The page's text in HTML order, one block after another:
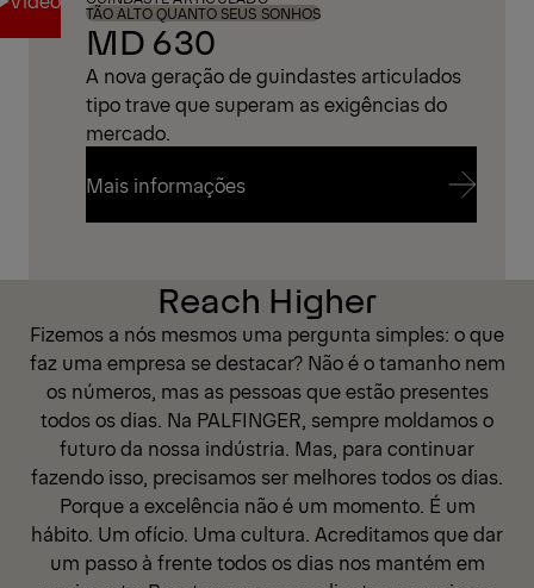
MD 630
TÃO ALTO QUANTO SEUS SONHOS
A nova geração de guindastes articulados
tipo trave que superam as exigências do
mercado.
Mais informações
Reach Higher
Fizemos a nós mesmos uma pergunta simples: o que
faz uma empresa se destacar? Não é o tamanho nem
os números, mas as pessoas que estão presentes
todos os dias. Na PALFINGER, sempre moldamos o
futuro da nossa indústria. Mas, para continuar
fazendo isso, precisamos ser melhores todos os dias.
Porque a excelência não é um momento. É um
hábito. Um ofício. Uma cultura. Acreditamos que dar
um passo à frente todos os dias nos mantém em